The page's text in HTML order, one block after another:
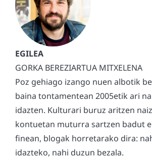
GORKA BEREZIARTUA MITXELENA
Poz gehiago izango nuen albotik
baina tontamentean 2005etik ari
idazten. Kulturari buruz aritzen
kontuetan muturra sartzen badut
finean, blogak horretarako dira:
idazteko, nahi duzun bezala.